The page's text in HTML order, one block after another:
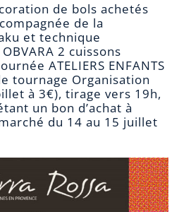
de bols achetés
de la
et technique
2 cuissons
ATELIERS ENFANTS
tournage Organisation
à 3€), tirage vers 19h,
un bon d’achat à
du 14 au 15 juillet